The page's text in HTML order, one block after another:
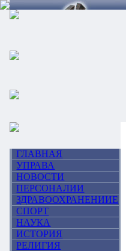
ГЛАВНАЯ
УПРАВА
НОВОСТИ
ПЕРСОНАЛИИ
ЗДРАВООХРАНЕНИИЕ
СПОРТ
НАУКА
ИСТОРИЯ
РЕЛИГИЯ